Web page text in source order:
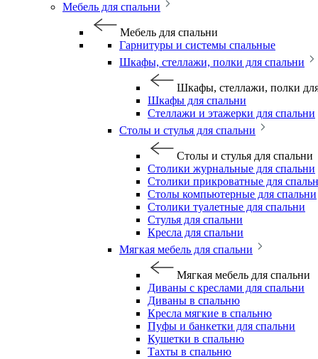
Мебель для спальни
Мебель для спальни
Гарнитуры и системы спальные
Шкафы, стеллажи, полки для спальни
Шкафы, стеллажи, полки
Шкафы для спальни
Стеллажи и этажерки для спальни
Столы и стулья для спальни
Столы и стулья для спальни
Столики журнальные для спальни
Столики прикроватные для
Столы компьютерные для спальни
Столики туалетные для спальни
Стулья для спальни
Кресла для спальни
Мягкая мебель для спальни
Мягкая мебель для спальни
Диваны с креслами для спальни
Диваны в спальню
Кресла мягкие в спальню
Пуфы и банкетки для спальни
Кушетки в спальню
Тахты в спальню